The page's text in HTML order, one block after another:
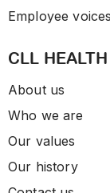
Employee
CLL HEALTH
About us
Who we are
Our values
Our history